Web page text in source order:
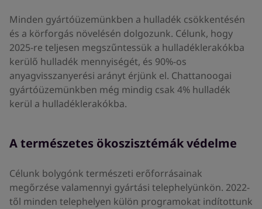
Minden gyártóüzemünkben a hulladék csökkentésén
és a körforgás növelésén dolgozunk. Célunk, hogy
2025-re teljesen megszűntessük a hulladéklerakókba
kerülő hulladék mennyiségét, és 90%-os
anyagvisszanyerési arányt érjünk el. Chattanoogai
gyártóüzemünkben még mindig csak 4% hulladék
kerül a hulladéklerakókba.
A természetes ökoszisztémák védelme
Célunk bolygónk természeti erőforrásainak
megőrzése valamennyi gyártási telephelyünkön. 2022-
től minden telephelyen külön programokat indítottunk